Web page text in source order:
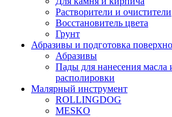
Растворители и очистители
Восстановитель цвета
Грунт
Абразивы и подготовка
Абразивы
Пады для нанесения масла
располировки
Малярный инструмент
ROLLINGDOG
MESKO